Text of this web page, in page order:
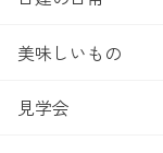
美味しいもの
見学会